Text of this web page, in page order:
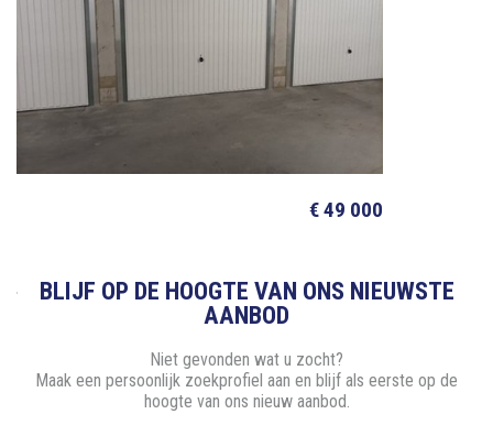
€ 49 000
BLIJF OP DE HOOGTE VAN ONS NIEUWSTE
AANBOD
Niet gevonden wat u zocht?
Maak een persoonlijk zoekprofiel aan en blijf als eerste op de
hoogte van ons nieuw aanbod.